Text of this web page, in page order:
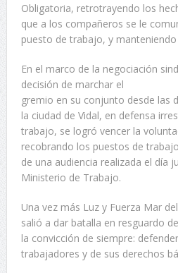
Obligatoria, retrotrayendo los
que a los compañeros se le
puesto de trabajo, y
En el marco de la negociación
decisión de marchar el
gremio en su conjunto desde las
la ciudad de Vidal, en defensa
trabajo, se logró vencer la
recobrando los puestos de
de una audiencia realizada el día
Ministerio de Trabajo.
Una vez más Luz y Fuerza Mar
salió a dar batalla en resguardo
la convicción de siempre:
trabajadores y de sus derechos